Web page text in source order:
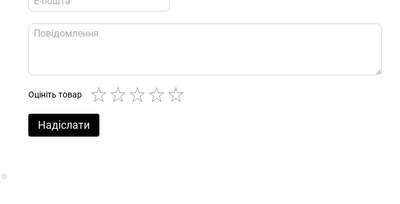
Оцініть товар
Надіслати